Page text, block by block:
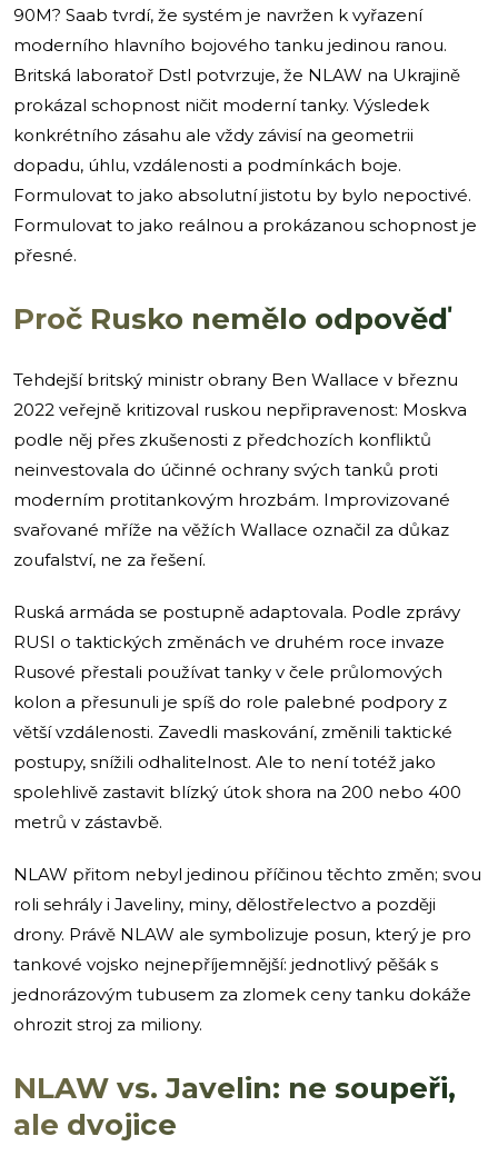
90M? Saab tvrdí, že systém je navržen k vyřazení
moderního hlavního bojového tanku jedinou ranou.
Britská laboratoř Dstl potvrzuje, že NLAW na Ukrajině
prokázal schopnost ničit moderní tanky. Výsledek
konkrétního zásahu ale vždy závisí na geometrii
dopadu, úhlu, vzdálenosti a podmínkách boje.
Formulovat to jako absolutní jistotu by bylo nepoctivé.
Formulovat to jako reálnou a prokázanou schopnost je
přesné.
Proč Rusko nemělo odpověď
Tehdejší britský ministr obrany Ben Wallace v březnu
2022 veřejně kritizoval ruskou nepřipravenost: Moskva
podle něj přes zkušenosti z předchozích konfliktů
neinvestovala do účinné ochrany svých tanků proti
moderním protitankovým hrozbám. Improvizované
svařované mříže na věžích Wallace označil za důkaz
zoufalství, ne za řešení.
Ruská armáda se postupně adaptovala. Podle zprávy
RUSI o taktických změnách ve druhém roce invaze
Rusové přestali používat tanky v čele průlomových
kolon a přesunuli je spíš do role palebné podpory z
větší vzdálenosti. Zavedli maskování, změnili taktické
postupy, snížili odhalitelnost. Ale to není totéž jako
spolehlivě zastavit blízký útok shora na 200 nebo 400
metrů v zástavbě.
NLAW přitom nebyl jedinou příčinou těchto změn; svou
roli sehrály i Javeliny, miny, dělostřelectvo a později
drony. Právě NLAW ale symbolizuje posun, který je pro
tankové vojsko nejnepříjemnější: jednotlivý pěšák s
jednorázovým tubusem za zlomek ceny tanku dokáže
ohrozit stroj za miliony.
NLAW vs. Javelin: ne soupeři,
ale dvojice